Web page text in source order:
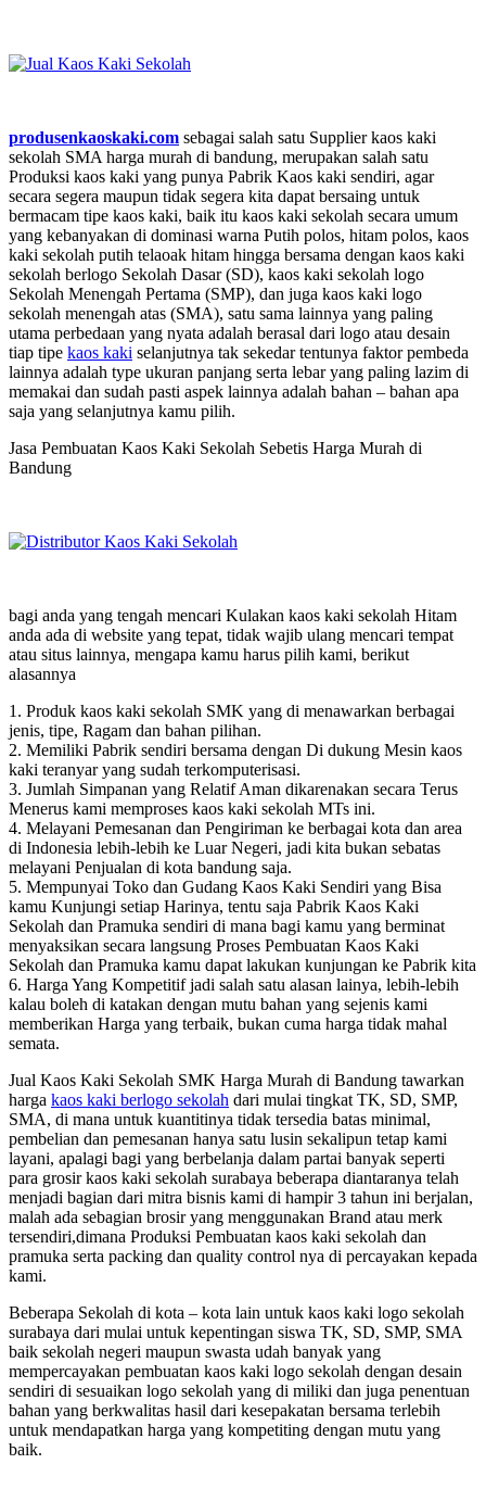
produsenkaoskaki.com sebagai salah satu Supplier kaos kaki
sekolah SMA harga murah di bandung, merupakan salah satu
Produksi kaos kaki yang punya Pabrik Kaos kaki sendiri, agar
secara segera maupun tidak segera kita dapat bersaing untuk
bermacam tipe kaos kaki, baik itu kaos kaki sekolah secara umum
yang kebanyakan di dominasi warna Putih polos, hitam polos, kaos
kaki sekolah putih telaoak hitam hingga bersama dengan kaos kaki
sekolah berlogo Sekolah Dasar (SD), kaos kaki sekolah logo
Sekolah Menengah Pertama (SMP), dan juga kaos kaki logo
sekolah menengah atas (SMA), satu sama lainnya yang paling
utama perbedaan yang nyata adalah berasal dari logo atau desain
tiap tipe kaos kaki selanjutnya tak sekedar tentunya faktor pembeda
lainnya adalah type ukuran panjang serta lebar yang paling lazim di
memakai dan sudah pasti aspek lainnya adalah bahan – bahan apa
saja yang selanjutnya kamu pilih.
Jasa Pembuatan Kaos Kaki Sekolah Sebetis Harga Murah di
Bandung
bagi anda yang tengah mencari Kulakan kaos kaki sekolah Hitam
anda ada di website yang tepat, tidak wajib ulang mencari tempat
atau situs lainnya, mengapa kamu harus pilih kami, berikut
alasannya
1. Produk kaos kaki sekolah SMK yang di menawarkan berbagai
jenis, tipe, Ragam dan bahan pilihan.
2. Memiliki Pabrik sendiri bersama dengan Di dukung Mesin kaos
kaki teranyar yang sudah terkomputerisasi.
3. Jumlah Simpanan yang Relatif Aman dikarenakan secara Terus
Menerus kami memproses kaos kaki sekolah MTs ini.
4. Melayani Pemesanan dan Pengiriman ke berbagai kota dan area
di Indonesia lebih-lebih ke Luar Negeri, jadi kita bukan sebatas
melayani Penjualan di kota bandung saja.
5. Mempunyai Toko dan Gudang Kaos Kaki Sendiri yang Bisa
kamu Kunjungi setiap Harinya, tentu saja Pabrik Kaos Kaki
Sekolah dan Pramuka sendiri di mana bagi kamu yang berminat
menyaksikan secara langsung Proses Pembuatan Kaos Kaki
Sekolah dan Pramuka kamu dapat lakukan kunjungan ke Pabrik kita
6. Harga Yang Kompetitif jadi salah satu alasan lainya, lebih-lebih
kalau boleh di katakan dengan mutu bahan yang sejenis kami
memberikan Harga yang terbaik, bukan cuma harga tidak mahal
semata.
Jual Kaos Kaki Sekolah SMK Harga Murah di Bandung tawarkan
harga kaos kaki berlogo sekolah dari mulai tingkat TK, SD, SMP,
SMA, di mana untuk kuantitinya tidak tersedia batas minimal,
pembelian dan pemesanan hanya satu lusin sekalipun tetap kami
layani, apalagi bagi yang berbelanja dalam partai banyak seperti
para grosir kaos kaki sekolah surabaya beberapa diantaranya telah
menjadi bagian dari mitra bisnis kami di hampir 3 tahun ini berjalan,
malah ada sebagian brosir yang menggunakan Brand atau merk
tersendiri,dimana Produksi Pembuatan kaos kaki sekolah dan
pramuka serta packing dan quality control nya di percayakan kepada
kami.
Beberapa Sekolah di kota – kota lain untuk kaos kaki logo sekolah
surabaya dari mulai untuk kepentingan siswa TK, SD, SMP, SMA
baik sekolah negeri maupun swasta udah banyak yang
mempercayakan pembuatan kaos kaki logo sekolah dengan desain
sendiri di sesuaikan logo sekolah yang di miliki dan juga penentuan
bahan yang berkwalitas hasil dari kesepakatan bersama terlebih
untuk mendapatkan harga yang kompetiting dengan mutu yang
baik.